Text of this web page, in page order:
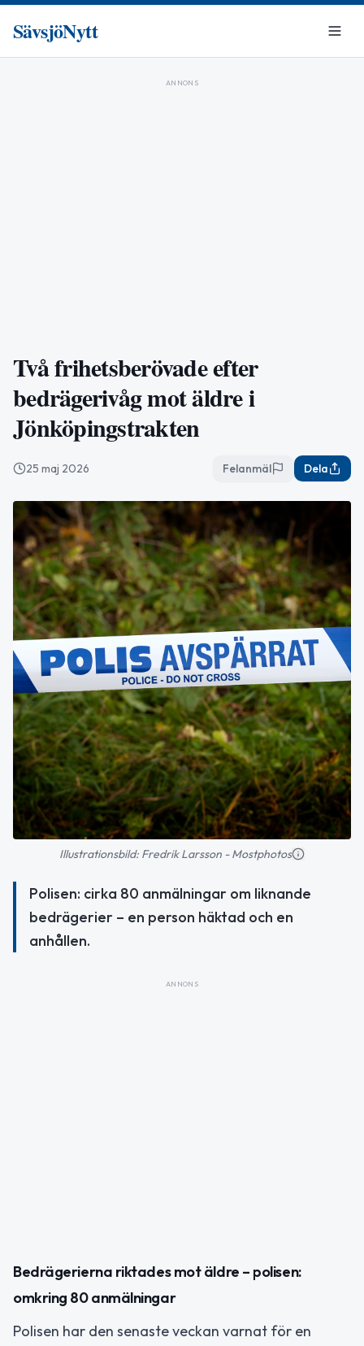
SävsjöNytt
ANNONS
Två frihetsberövade efter
bedrägerivåg mot äldre i
Jönköpingstrakten
25 maj 2026 Felanmäl Dela
Illustrationsbild: Fredrik Larsson - Mostphotos
Polisen: cirka 80 anmälningar om liknande
bedrägerier – en person häktad och en
anhållen.
ANNONS
Bedrägerierna riktades mot äldre – polisen:
omkring 80 anmälningar
Polisen har den senaste veckan varnat för en